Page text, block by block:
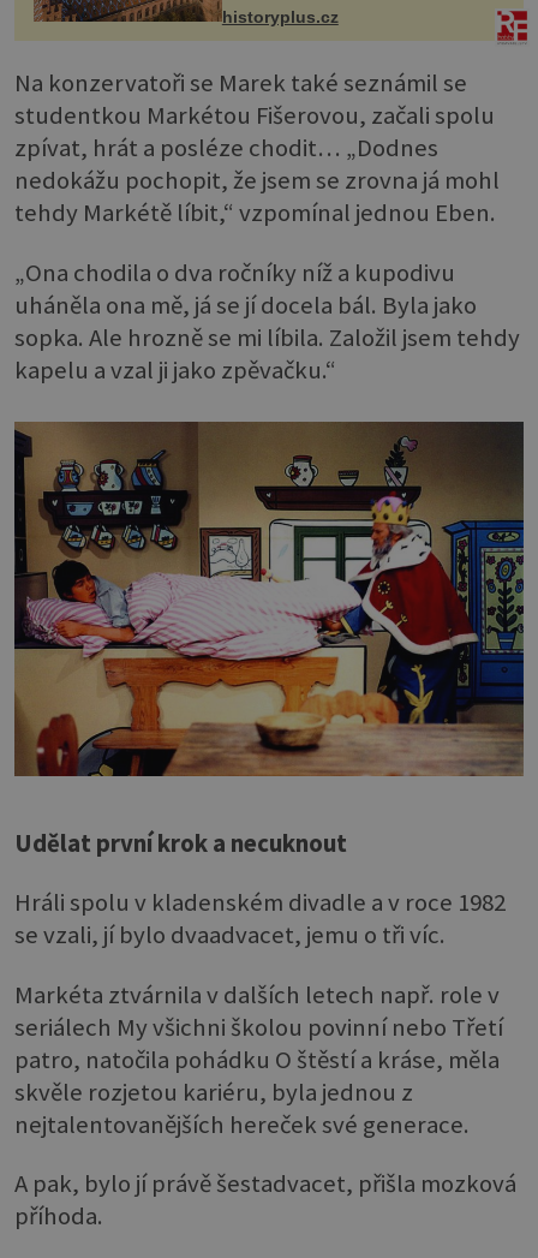
historyplus.cz
Na konzervatoři se Marek také seznámil se
studentkou Markétou Fišerovou, začali spolu
zpívat, hrát a posléze chodit… „Dodnes
nedokážu pochopit, že jsem se zrovna já mohl
tehdy Markétě líbit,“ vzpomínal jednou Eben.
„Ona chodila o dva ročníky níž a kupodivu
uháněla ona mě, já se jí docela bál. Byla jako
sopka. Ale hrozně se mi líbila. Založil jsem tehdy
kapelu a vzal ji jako zpěvačku.“
Udělat první krok a necuknout
Hráli spolu v kladenském divadle a v roce 1982
se vzali, jí bylo dvaadvacet, jemu o tři víc.
Markéta ztvárnila v dalších letech např. role v
seriálech My všichni školou povinní nebo Třetí
patro, natočila pohádku O štěstí a kráse, měla
skvěle rozjetou kariéru, byla jednou z
nejtalentovanějších hereček své generace.
A pak, bylo jí právě šestadvacet, přišla mozková
příhoda.